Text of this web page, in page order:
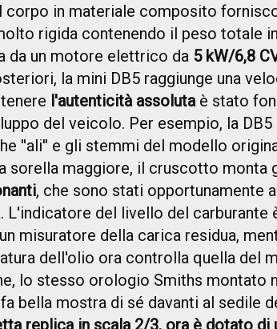
corpo in materiale composito
rigida contenendo il peso totale
da un motore elettrico da 5 kW/6,8
la mini DB5 raggiunge una
l'autenticità assoluta è stato
del veicolo. Per esempio, la
''ali'' e gli stemmi del modello
sorella maggiore, il cruscotto monta
, che sono stati opportunamente
L'indicatore del livello del carburante
misuratore della carica residua,
dell'olio ora controlla quella del
lo stesso orologio Smiths montato
bella mostra di sé davanti al sedile
replica in scala 2/3, ora è dotato di